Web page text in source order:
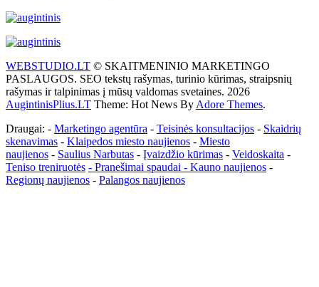
WEBSTUDIO.LT © SKAITMENINIO MARKETINGO
PASLAUGOS. SEO tekstų rašymas, turinio kūrimas, straipsnių
rašymas ir talpinimas į mūsų valdomas svetaines. 2026
AugintinisPlius.LT Theme: Hot News By Adore Themes.
Draugai: - Marketingo agentūra - Teisinės konsultacijos - Skaidrių
skenavimas - Klaipedos miesto naujienos - Miesto
naujienos - Saulius Narbutas - Įvaizdžio kūrimas - Veidoskaita -
Teniso treniruotės - Pranešimai spaudai - Kauno naujienos -
Regionų naujienos - Palangos naujienos